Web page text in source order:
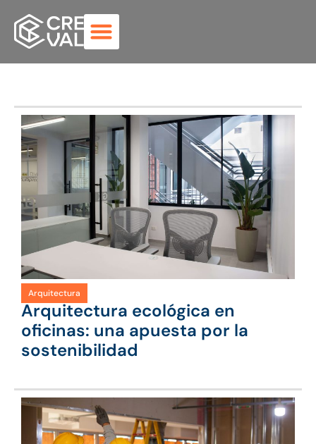
Arquitectura
Arquitectura ecológica en
oficinas: una apuesta por la
sostenibilidad